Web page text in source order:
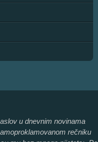
u dnevnim novinama
rečniku